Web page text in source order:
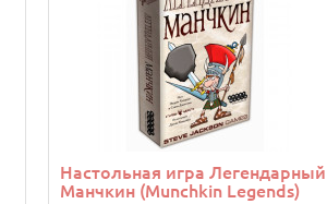
Настольная игра Легендарный
Манчкин (Munchkin Legends)